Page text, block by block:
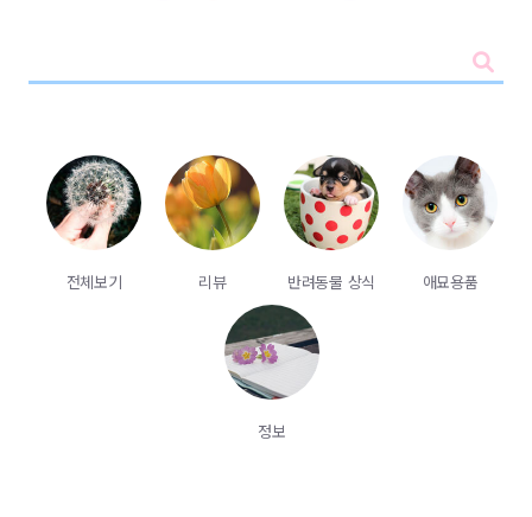
전체보기 리뷰 반려동물 상식 애묘용품
정보